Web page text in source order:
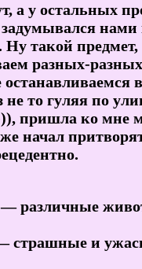
а у остальных
нами
такой предмет,
разных-
не то гуляя по
пришла ко мне
начал
различные
страшные и